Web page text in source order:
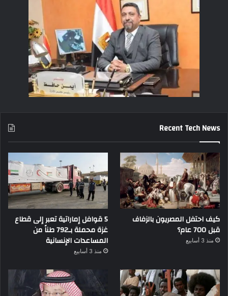
Recent Tech News
كيف احتفل المصريون بالزفاف
قبل 700 عام؟
منذ 3 أسابيع
5 قوافل إماراتية تعبر إلى قطاع
غزة محملة بـ792 طناً من
المساعدات الإنسانية
منذ 3 أسابيع